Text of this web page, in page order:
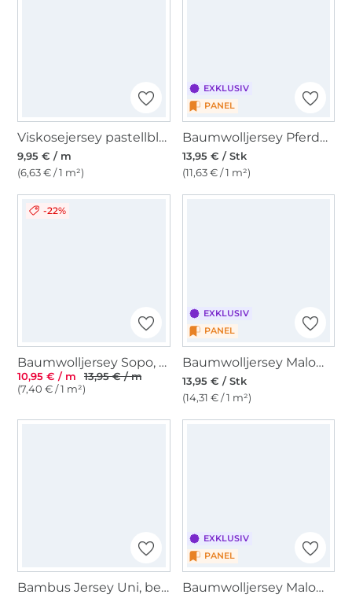
Viskosejersey pastellblau
9,95 € / m
(6,63 € / 1 m²)
EXKLUSIV
PANEL
Baumwolljersey Pferdefreunde Panel Isländer 150 x 80 cm, dunkelblau
13,95 € / Stk
(11,63 € / 1 m²)
-22%
Baumwolljersey Sopo, braun
10,95 € / m
13,95 € / m
(7,40 € / 1 m²)
EXKLUSIV
PANEL
Baumwolljersey Malomi Panel Nachtdrache 150 x 65 cm
13,95 € / Stk
(14,31 € / 1 m²)
Bambus Jersey Uni, beere
EXKLUSIV
PANEL
Baumwolljersey Malomi Panel Drache, blau 150 x 65 cm